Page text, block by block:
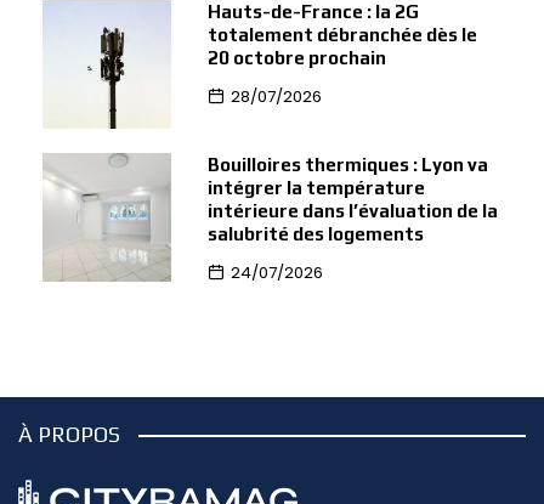
Hauts-de-France : la 2G
totalement débranchée dès le
20 octobre prochain
28/07/2026
Bouilloires thermiques : Lyon va
intégrer la température
intérieure dans l’évaluation de la
salubrité des logements
24/07/2026
À PROPOS